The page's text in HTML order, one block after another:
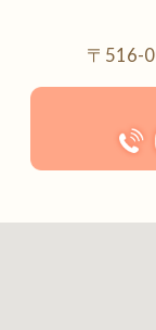
〒516-